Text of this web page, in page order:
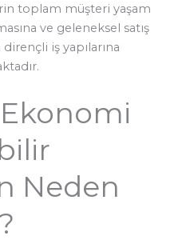
toplam müşteri yaşam
ve geleneksel satış
iş yapılarına
Neden